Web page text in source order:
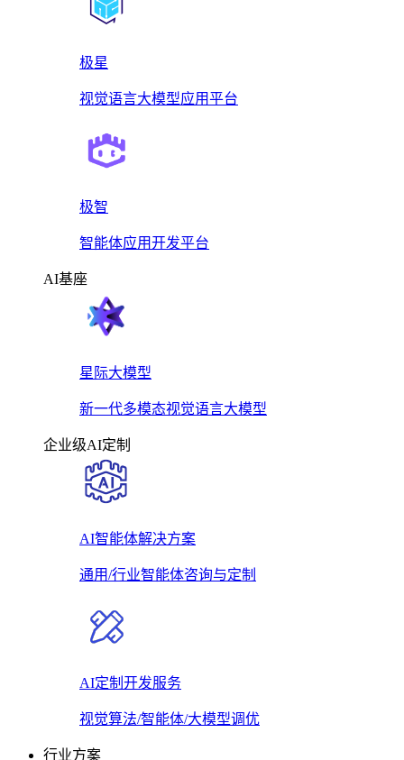
极星
视觉语言大模型应用平台
极智
智能体应用开发平台
AI基座
星际大模型
新一代多模态视觉语言大模型
企业级AI定制
AI智能体解决方案
通用/行业智能体咨询与定制
AI定制开发服务
视觉算法/智能体/大模型调优
行业方案